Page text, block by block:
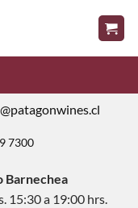
7300
Barnechea
15:30 a 19:00 hrs.